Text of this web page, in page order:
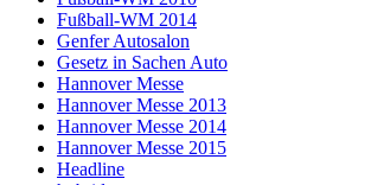
Fußball-WM 2014
Genfer Autosalon
Gesetz in Sachen Auto
Hannover Messe
Hannover Messe 2013
Hannover Messe 2014
Hannover Messe 2015
Headline